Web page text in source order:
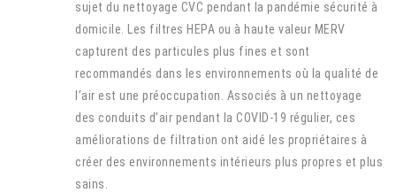
sujet du nettoyage CVC pendant la pandémie sécurité à
domicile. Les filtres HEPA ou à haute valeur MERV
capturent des particules plus fines et sont
recommandés dans les environnements où la qualité de
l’air est une préoccupation. Associés à un nettoyage
des conduits d’air pendant la COVID-19 régulier, ces
améliorations de filtration ont aidé les propriétaires à
créer des environnements intérieurs plus propres et plus
sains.